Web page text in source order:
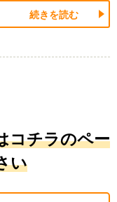
続きを読む
コチラのペー
い